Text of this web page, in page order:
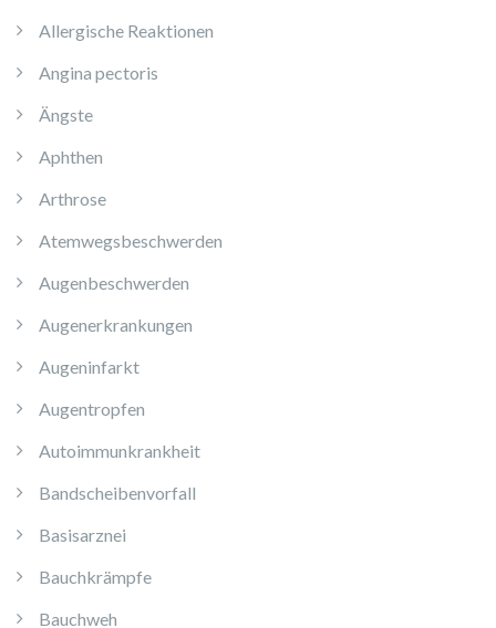
Allergische Reaktionen
Angina pectoris
Ängste
Aphthen
Arthrose
Atemwegsbeschwerden
Augenbeschwerden
Augenerkrankungen
Augeninfarkt
Augentropfen
Autoimmunkrankheit
Bandscheibenvorfall
Basisarznei
Bauchkrämpfe
Bauchweh